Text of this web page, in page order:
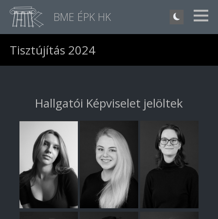
BME ÉPK HK
Tisztújítás 2024
Hallgatói Képviselet jelöltek